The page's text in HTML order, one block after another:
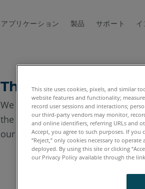
アプリケーション 製品 サポート
Thank you for
We have received your request,
the meantime, please continue to
our various solutions.
This site uses cookies, pixels, and similar
website features and functionality;
record user sessions and interactions;
our third-party vendors may monitor,
and online identifiers, referring URLs and
Accept, you agree to such purposes. If
“Reject,” only cookies necessary to
deployed. By using this site or clicking
our Privacy Policy available through the